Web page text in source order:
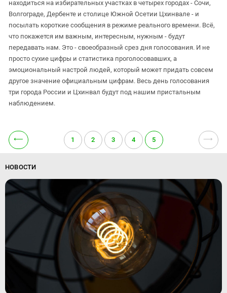
ЗАСТАВЛЯЕТ
КАВКАЗ ЗА ПАЛЕСТИНУ
ИНАКОМЫСЛИЕ В ЧЕЧНЕ
ПРЕСЛЕДОВАНИЕ АКТИВИСТОВ
МОБИЛИЗАЦИЯ И ПРОТЕСТЫ
Дагестан
Ингушетия
Кабардино-Балкария
Калмыкия
Карачаево-Черкесия
Краснодарский край
Нагорный Карабах
Ростовская область
Северная Осетия - Алания
СКФО
Ставропольский край
Чечня
Южная Осетия
Южный Кавказ
находиться на избирательных участках в четырех городах - Сочи,
Волгограде, Дербенте и столице Южной Осетии Цхинвале - и
посылать короткие сообщения в режиме реального времени. Всё,
что покажется им важным, интересным, нужным - будут
передавать нам. Это - своеобразный срез дня голосования. И не
просто сухие цифры и статистика проголосовавших, а
эмоциональный настрой людей, который может придать совсем
другое значение официальным цифрам. Весь день голосования
три города России и Цхинвал будут под нашим пристальным
наблюдением.
⟵ 1 2 3 4 5 ⟶
НОВОСТИ